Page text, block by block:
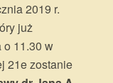
2019 r.
już
o 11.30 w
21e zostanie